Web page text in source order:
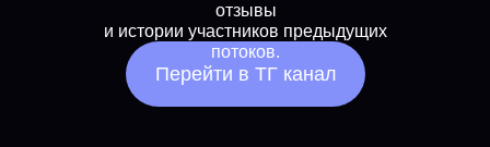
Перейти в ТГ канал
отзывы
и истории участников предыдущих
потоков.